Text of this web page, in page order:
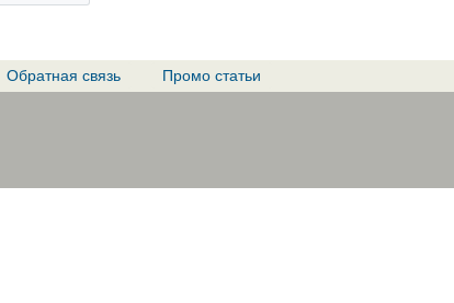
Обратная связь Промо статьи